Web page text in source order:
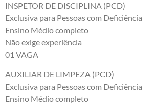
INSPETOR DE DISCIPLINA (PCD)
Exclusiva para Pessoas com Deficiência
Ensino Médio completo
Não exige experiência
01 VAGA
AUXILIAR DE LIMPEZA (PCD)
Exclusiva para Pessoas com Deficiência
Ensino Médio completo